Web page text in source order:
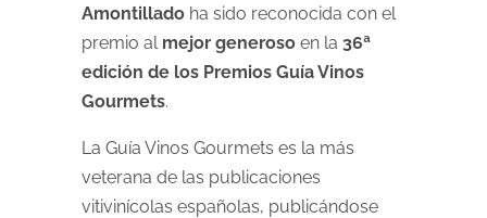
Amontilladoha sido reconocida con el
premio al mejor generosoen la 36ª
edición de los Premios Guía Vinos
Gourmets.
La Guía Vinos Gourmets es la más
veterana de las publicaciones
vitivinícolas españolas, publicándose